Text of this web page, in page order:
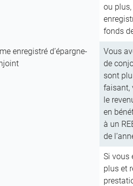
ou
fonds
enregistré d’épargne-
Vous
de
sont
faisant,
le
en
à un
de
Si vous
plus et